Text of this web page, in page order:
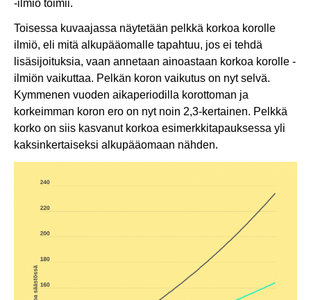
-ilmiö toimii.
Toisessa kuvaajassa näytetään pelkkä korkoa korolle
ilmiö, eli mitä alkupääomalle tapahtuu, jos ei tehdä
lisäsijoituksia, vaan annetaan ainoastaan korkoa korolle -
ilmiön vaikuttaa. Pelkän koron vaikutus on nyt selvä.
Kymmenen vuoden aikaperiodilla korottoman ja
korkeimman koron ero on nyt noin 2,3-kertainen. Pelkkä
korko on siis kasvanut korkoa esimerkkitapauksessa yli
kaksinkertaiseksi alkupääomaan nähden.